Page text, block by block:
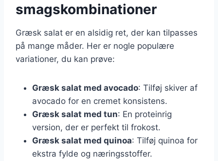
smagskombinationer
Græsk salat er en alsidig ret, der kan tilpasses
på mange måder. Her er nogle populære
variationer, du kan prøve:
Græsk salat med avocado: Tilføj skiver af
avocado for en cremet konsistens.
Græsk salat med tun: En proteinrig
version, der er perfekt til frokost.
Græsk salat med quinoa: Tilføj quinoa for
ekstra fylde og næringsstoffer.